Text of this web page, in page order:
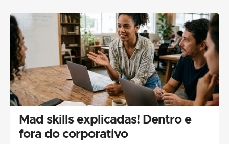
Mad skills explicadas! Dentro e
fora do corporativo